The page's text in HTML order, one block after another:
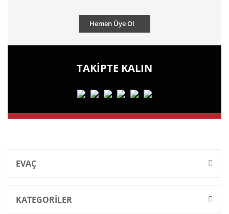
Hemen Üye Ol
TAKİPTE KALIN
EVAÇ
KATEGORİLER